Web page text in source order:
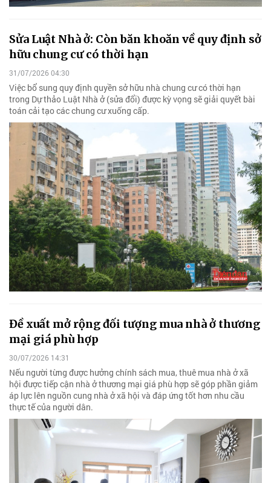
Sửa Luật Nhà ở: Còn băn khoăn về quy định sở
hữu chung cư có thời hạn
31/07/2026 04:30
Việc bổ sung quy định quyền sở hữu nhà chung cư có thời hạn
trong Dự thảo Luật Nhà ở (sửa đổi) được kỳ vọng sẽ giải quyết bài
toán cải tạo các chung cư xuống cấp.
Đề xuất mở rộng đối tượng mua nhà ở thương
mại giá phù hợp
30/07/2026 14:31
Nếu người từng được hưởng chính sách mua, thuê mua nhà ở xã
hội được tiếp cận nhà ở thương mại giá phù hợp sẽ góp phần giảm
áp lực lên nguồn cung nhà ở xã hội và đáp ứng tốt hơn nhu cầu
thực tế của người dân.